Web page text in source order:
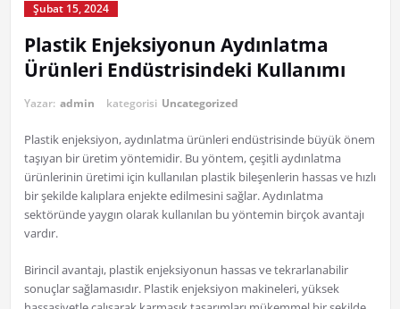
Şubat 15, 2024
Plastik Enjeksiyonun Aydınlatma
Ürünleri Endüstrisindeki Kullanımı
Yazar: admin kategorisi Uncategorized
Plastik enjeksiyon, aydınlatma ürünleri endüstrisinde büyük önem
taşıyan bir üretim yöntemidir. Bu yöntem, çeşitli aydınlatma
ürünlerinin üretimi için kullanılan plastik bileşenlerin hassas ve hızlı
bir şekilde kalıplara enjekte edilmesini sağlar. Aydınlatma
sektöründe yaygın olarak kullanılan bu yöntemin birçok avantajı
vardır.
Birincil avantajı, plastik enjeksiyonun hassas ve tekrarlanabilir
sonuçlar sağlamasıdır. Plastik enjeksiyon makineleri, yüksek